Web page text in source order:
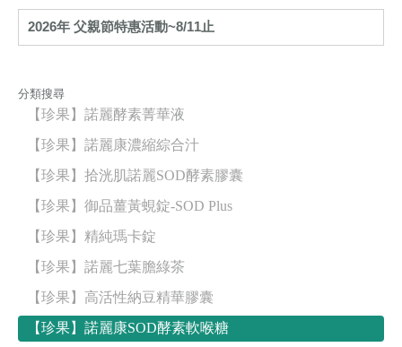
2026年 父親節特惠活動~8/11止
分類搜尋
【珍果】諾麗酵素菁華液
【珍果】諾麗康濃縮綜合汁
【珍果】拾洸肌諾麗SOD酵素膠囊
【珍果】御品薑黃蜆錠-SOD Plus
【珍果】精純瑪卡錠
【珍果】諾麗七葉膽綠茶
【珍果】高活性納豆精華膠囊
【珍果】諾麗康SOD酵素軟喉糖